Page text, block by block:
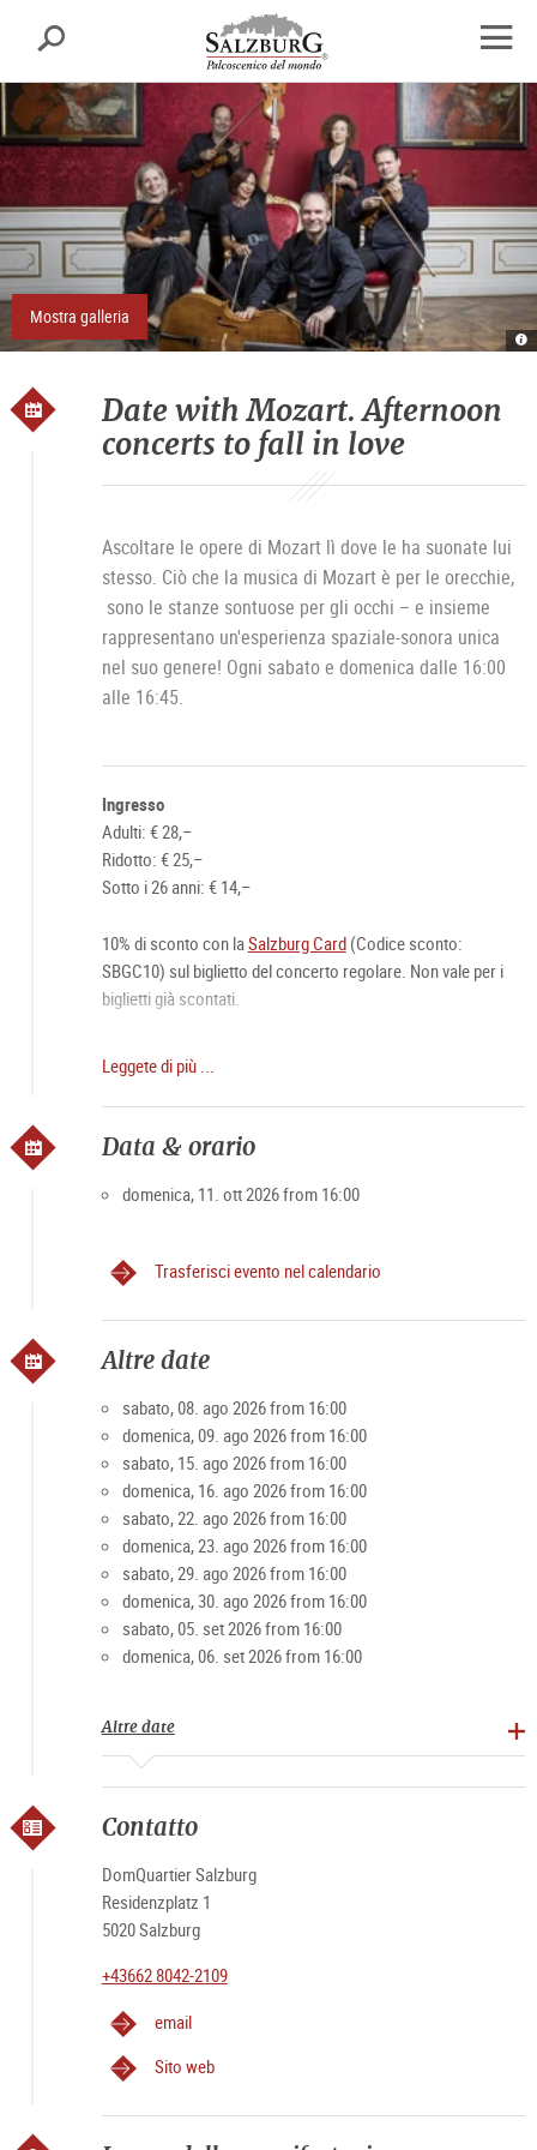
sr.skipnav.Zum
Inhalt
springen
sr.skipnav.Zum
Hauptmenü
springen
sr.skipnav.Zu
den
Kontaktinformationen
cerca
di
Mostra galleria
Date with Mozart. Afternoon
concerts to fall in love
Ascoltare le opere di Mozart lì dove le ha suonate lui
stesso. Ciò che la musica di Mozart è per le orecchie,
sono le stanze sontuose per gli occhi – e insieme
rappresentano un'esperienza spaziale-sonora unica
nel suo genere! Ogni sabato e domenica dalle 16:00
alle 16:45.
Ingresso
Adulti: € 28,–
Ridotto: € 25,–
Sotto i 26 anni: € 14,–
10% di sconto con laSalzburg Card(Codice sconto:
SBGC10) sul biglietto del concerto regolare. Non vale per i
biglietti già scontati.
Biglietto online raccomandato:
https://shop.domquartier.at/de/veranstaltungen/konzert-
mozart
A causa del numero limitato di partecipanti
telefonicamente in anticipo.
Leggete di più ...
Data & orario
domenica, 11. ott 2026 from 16:00
Trasferisci evento nel calendario
Altre date
sabato, 08. ago 2026 from 16:00
domenica, 09. ago 2026 from 16:00
sabato, 15. ago 2026 from 16:00
domenica, 16. ago 2026 from 16:00
sabato, 22. ago 2026 from 16:00
domenica, 23. ago 2026 from 16:00
sabato, 29. ago 2026 from 16:00
domenica, 30. ago 2026 from 16:00
sabato, 05. set 2026 from 16:00
domenica, 06. set 2026 from 16:00
Altre date
Contatto
DomQuartier Salzburg
Residenzplatz 1
5020 Salzburg
+43662 8042-2109
email
Sito web